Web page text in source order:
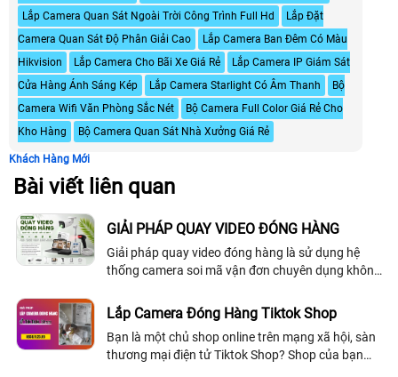
Lắp Camera Quan Sát Ngoài Trời Công Trình Full Hd
Lắp Đặt
Camera Quan Sát Độ Phân Giải Cao
Lắp Camera Ban Đêm Có Màu
Hikvision
Lắp Camera Cho Bãi Xe Giá Rẻ
Lắp Camera IP Giám Sát
Cửa Hàng Ánh Sáng Kép
Lắp Camera Starlight Có Âm Thanh
Bộ
Camera Wifi Văn Phòng Sắc Nét
Bộ Camera Full Color Giá Rẻ Cho
Kho Hàng
Bộ Camera Quan Sát Nhà Xưởng Giá Rẻ
Khách Hàng Mới
Bài viết liên quan
GIẢI PHÁP QUAY VIDEO ĐÓNG HÀNG
Giải pháp quay video đóng hàng là sử dụng hệ
thống camera soi mã vận đơn chuyên dụng không
đóng hàng Kết hợp với phần mềm quản lý đơn
hàng được AN THÀNH PHÁT phát triển giúp tra
cứu và tải video theo từng đơn hành nhanh chống
và chính sát
Lắp Camera Đóng Hàng Tiktok Shop
Bạn là một chủ shop online trên mạng xã hội, sàn
thương mại điện tử Tiktok Shop? Shop của bạn